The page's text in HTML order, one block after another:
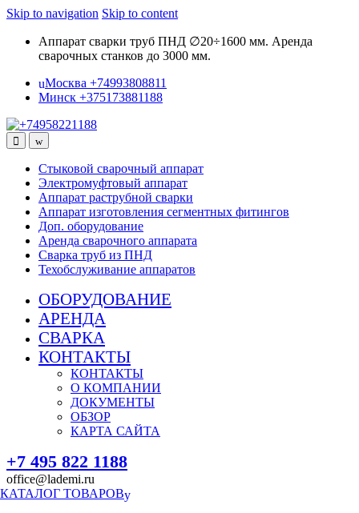
Skip to navigation Skip to content
Аппарат сварки труб ПНД ∅20÷1600 мм. Аренда
сварочных станков до 3000 мм.
Москва +74993808811
Минск +375173881188
Стыковой сварочный аппарат
Электромуфтовый аппарат
Аппарат раструбной сварки
Аппарат изготовления сегментных фитингов
Доп. оборудование
Аренда сварочного аппарата
Сварка труб из ПНД
Техобслуживание аппаратов
ОБОРУДОВАНИЕ
АРЕНДА
СВАРКА
КОНТАКТЫ
КОНТАКТЫ
О КОМПАНИИ
ДОКУМЕНТЫ
ОБЗОР
КАРТА САЙТА
+7 495 822 1188
office@lademi.ru
КАТАЛОГ ТОВАРОВ